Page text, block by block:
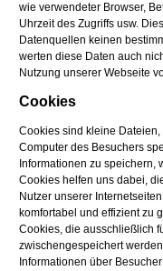
wie verwendeter Browser,
Uhrzeit des Zugriffs usw.
Datenquellen keinen
werten diese Daten auch
Nutzung unserer Webseite
Cookies
Cookies sind kleine
Computer des Besuchers
Informationen zu speichern,
Cookies helfen uns dabei,
Nutzer unserer
komfortabel und effizient zu
Cookies, die ausschließlich
zwischengespeichert
Informationen über